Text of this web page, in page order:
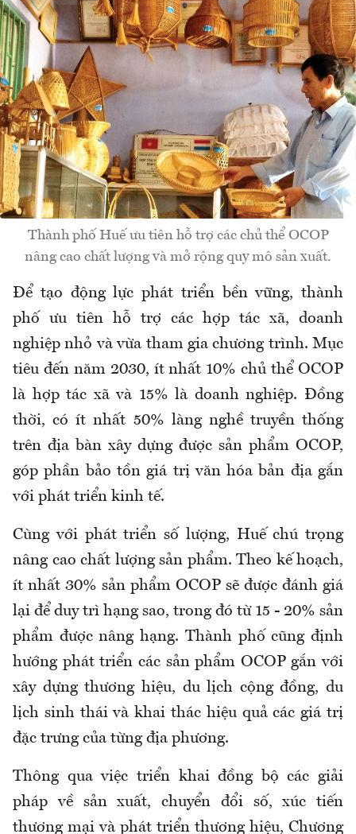
Thành phố Huế ưu tiên hỗ trợ các chủ thể OCOP
nâng cao chất lượng và mở rộng quy mô sản xuất.
Để tạo động lực phát triển bền vững, thành
phố ưu tiên hỗ trợ các hợp tác xã, doanh
nghiệp nhỏ và vừa tham gia chương trình. Mục
tiêu đến năm 2030, ít nhất 10% chủ thể OCOP
là hợp tác xã và 15% là doanh nghiệp. Đồng
thời, có ít nhất 50% làng nghề truyền thống
trên địa bàn xây dựng được sản phẩm OCOP,
góp phần bảo tồn giá trị văn hóa bản địa gắn
với phát triển kinh tế.
Cùng với phát triển số lượng, Huế chú trọng
nâng cao chất lượng sản phẩm. Theo kế hoạch,
ít nhất 30% sản phẩm OCOP sẽ được đánh giá
lại để duy trì hạng sao, trong đó từ 15 - 20% sản
phẩm được nâng hạng. Thành phố cũng định
hướng phát triển các sản phẩm OCOP gắn với
xây dựng thương hiệu, du lịch cộng đồng, du
lịch sinh thái và khai thác hiệu quả các giá trị
đặc trưng của từng địa phương.
Thông qua việc triển khai đồng bộ các giải
pháp về sản xuất, chuyển đổi số, xúc tiến
thương mại và phát triển thương hiệu, Chương